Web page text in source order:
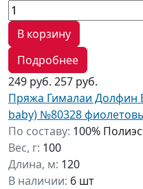
В корзину
Подробнее
249 руб. 257 руб.
Пряжа Гималаи Долфин
baby) №80328
По составу: 100%
Вес, г: 100
Длина, м: 120
В наличии: 6 шт